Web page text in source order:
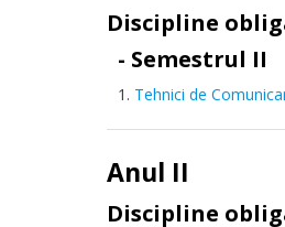
Discipline
- Semestrul II
Tehnici de
Anul II
Discipline